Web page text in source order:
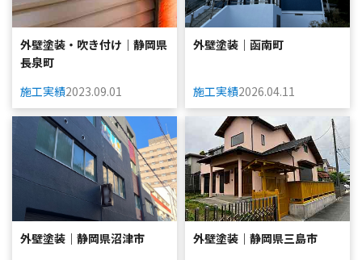
外壁塗装・吹き付け｜静岡県
長泉町
施工実績2023.09.01
外壁塗装｜函南町
施工実績2026.04.11
外壁塗装｜静岡県沼津市 外壁塗装｜静岡県三島市